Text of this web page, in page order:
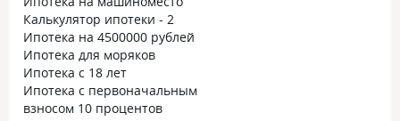
Калькулятор ипотеки - 2
Ипотека на 4500000 рублей
Ипотека для моряков
Ипотека с 18 лет
Ипотека с первоначальным
взносом 10 процентов